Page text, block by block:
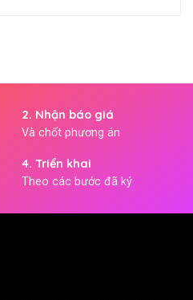
2. Nhận báo giá
Và chốt phương án
4. Triển khai
Theo các bước đã ký